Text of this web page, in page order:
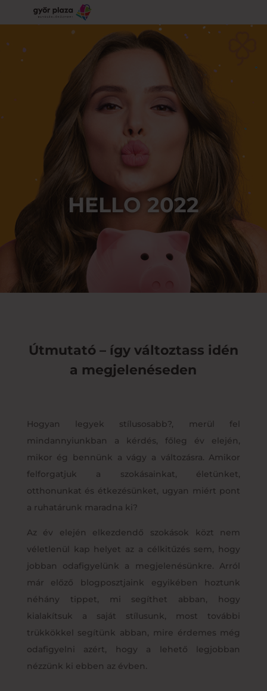
HELLO 2022
Útmutató – így változtass idén
a megjelenéseden
Hogyan legyek stílusosabb?, merül fel
mindannyiunkban a kérdés, főleg év elején,
mikor ég bennünk a vágy a változásra. Amikor
felforgatjuk a szokásainkat, életünket,
otthonunkat és étkezésünket, ugyan miért pont
a ruhatárunk maradna ki?
Az év elején elkezdendő szokások közt nem
véletlenül kap helyet az a célkitűzés sem, hogy
jobban odafigyelünk a megjelenésünkre. Arról
már előző blogposztjaink egyikében hoztunk
néhány tippet, mi segíthet abban, hogy
kialakítsuk a saját stílusunk, most további
trükkökkel segítünk abban, mire érdemes még
odafigyelni azért, hogy a lehető legjobban
nézzünk ki ebben az évben.